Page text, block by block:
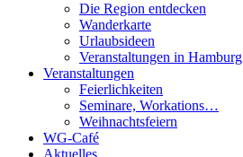
Die Region entdecken
Wanderkarte
Urlaubsideen
Veranstaltungen in Hamburg
Veranstaltungen
Feierlichkeiten
Seminare, Workations…
Weihnachtsfeiern
WG-Café
Aktuelles